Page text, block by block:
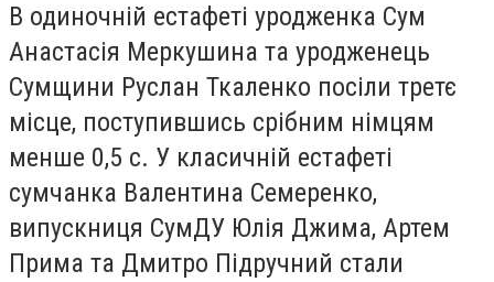
В одиночній естафеті уродженка Сум
Анастасія Меркушина та уродженець
Сумщини Руслан Ткаленко посіли третє
місце, поступившись срібним німцям
менше 0,5 с. У класичній естафеті
сумчанка Валентина Семеренко,
випускниця СумДУ Юлія Джима, Артем
Прима та Дмитро Підручний стали